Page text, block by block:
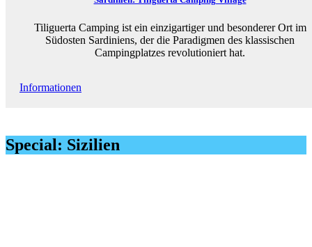
Tiliguerta Camping ist ein einzigartiger und besonderer Ort im
Südosten Sardiniens, der die Paradigmen des klassischen
Campingplatzes revolutioniert hat.
Informationen
Special: Sizilien